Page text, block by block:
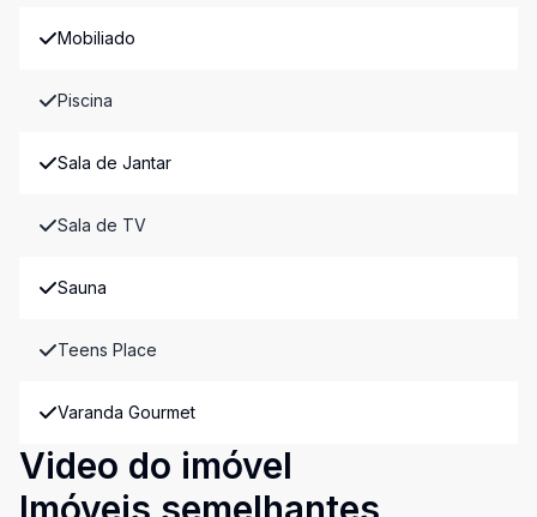
Mobiliado
Piscina
Sala de Jantar
Sala de TV
Sauna
Teens Place
Varanda Gourmet
Video do imóvel